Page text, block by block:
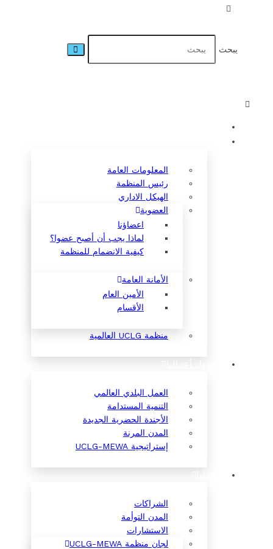
يبحث
المعلومات العامة
رئيس المنظمة
الهيكل الاداري
العضوية
اعضاؤنا
لماذا يجب أن أصبح عضوا؟
كيفية الانضمام للمنظمة
الأمانة العامة
الأمين العام
الأقسام
منظمة UCLG العالمية
العمل البلدي العالمي
التنمية المستدامة
الأجندة الحضرية الجديدة
المدن المرنة
إستراتيجية UCLG-MEWA
الشراكات
المدن التوأمة
الاستشارات
لجان منظمة UCLG-MEWA